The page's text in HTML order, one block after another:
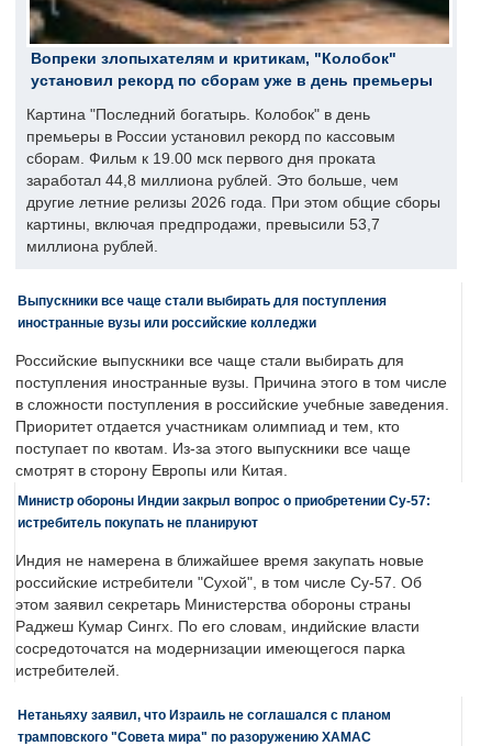
Вопреки злопыхателям и критикам, "Колобок"
установил рекорд по сборам уже в день премьеры
Картина "Последний богатырь. Колобок" в день
премьеры в России установил рекорд по кассовым
сборам. Фильм к 19.00 мск первого дня проката
заработал 44,8 миллиона рублей. Это больше, чем
другие летние релизы 2026 года. При этом общие сборы
картины, включая предпродажи, превысили 53,7
миллиона рублей.
Выпускники все чаще стали выбирать для поступления
иностранные вузы или российские колледжи
Российские выпускники все чаще стали выбирать для
поступления иностранные вузы. Причина этого в том числе
в сложности поступления в российские учебные заведения.
Приоритет отдается участникам олимпиад и тем, кто
поступает по квотам. Из-за этого выпускники все чаще
смотрят в сторону Европы или Китая.
Министр обороны Индии закрыл вопрос о приобретении Су-57:
истребитель покупать не планируют
Индия не намерена в ближайшее время закупать новые
российские истребители "Сухой", в том числе Су-57. Об
этом заявил секретарь Министерства обороны страны
Раджеш Кумар Сингх. По его словам, индийские власти
сосредоточатся на модернизации имеющегося парка
истребителей.
Нетаньяху заявил, что Израиль не соглашался с планом
трамповского "Совета мира" по разоружению ХАМАС